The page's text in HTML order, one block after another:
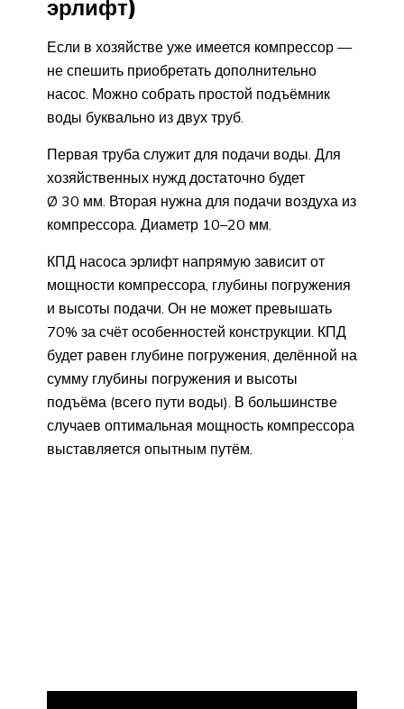
эрлифт)
Если в хозяйстве уже имеется компрессор —
не спешить приобретать дополнительно
насос. Можно собрать простой подъёмник
воды буквально из двух труб.
Первая труба служит для подачи воды. Для
хозяйственных нужд достаточно будет
Ø 30 мм. Вторая нужна для подачи воздуха из
компрессора. Диаметр 10–20 мм.
КПД насоса эрлифт напрямую зависит от
мощности компрессора, глубины погружения
и высоты подачи. Он не может превышать
70% за счёт особенностей конструкции. КПД
будет равен глубине погружения, делённой на
сумму глубины погружения и высоты
подъёма (всего пути воды). В большинстве
случаев оптимальная мощность компрессора
выставляется опытным путём.